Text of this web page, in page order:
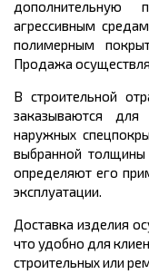
дополнительную
агрессивным
полимерным
Продажа
В строительной
заказываются для
наружных
выбранной
определяют его
эксплуатации.
Доставка изделия
что удобно для
строительных или